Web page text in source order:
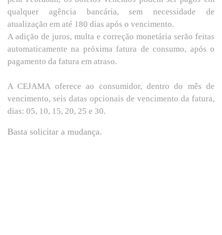
qualquer agência bancária, sem necessidade de
atualização em até 180 dias após o vencimento.
A adição de juros, multa e correção monetária serão feitas
automaticamente na próxima fatura de consumo, após o
pagamento da fatura em atraso.
A CEJAMA oferece ao consumidor, dentro do mês de
vencimento, seis datas opcionais de vencimento da fatura,
dias: 05, 10, 15, 20, 25 e 30.
Basta solicitar a mudança.